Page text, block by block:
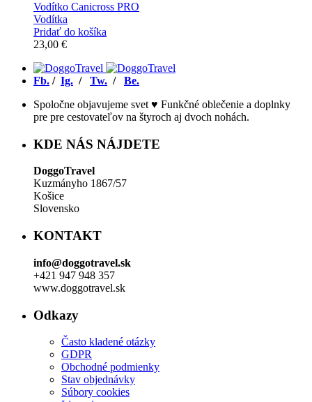
Vodítko Canicross PRO
Vodítka
Pridať do košíka
23,00 €
Fb. / Ig. / Tw. / Be.
Spoločne objavujeme svet ♥ Funkčné oblečenie a doplnky
pre pre cestovateľov na štyroch aj dvoch nohách.
KDE NÁS NÁJDETE
DoggoTravel
Kuzmányho 1867/57
Košice
Slovensko
KONTAKT
info@doggotravel.sk
+421 947 948 357
www.doggotravel.sk
Odkazy
Často kladené otázky
GDPR
Obchodné podmienky
Stav objednávky
Súbory cookies